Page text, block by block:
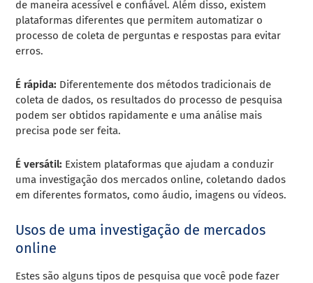
de maneira acessível e confiável. Além disso, existem
plataformas diferentes que permitem automatizar o
processo de coleta de perguntas e respostas para evitar
erros.
É rápida: Diferentemente dos métodos tradicionais de
coleta de dados, os resultados do processo de pesquisa
podem ser obtidos rapidamente e uma análise mais
precisa pode ser feita.
É versátil: Existem plataformas que ajudam a conduzir
uma investigação dos mercados online, coletando dados
em diferentes formatos, como áudio, imagens ou vídeos.
Usos de uma investigação de mercados
online
Estes são alguns tipos de pesquisa que você pode fazer